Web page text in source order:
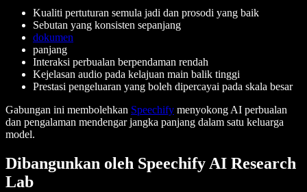
Kualiti pertuturan semula jadi dan prosodi yang baik
Sebutan yang konsisten sepanjang
dokumen
panjang
Interaksi perbualan berpendaman rendah
Kejelasan audio pada kelajuan main balik tinggi
Prestasi pengeluaran yang boleh dipercayai pada skala besar
Gabungan ini membolehkan Speechify menyokong AI perbualan
dan pengalaman mendengar jangka panjang dalam satu keluarga
model.
Dibangunkan oleh Speechify AI Research
Lab